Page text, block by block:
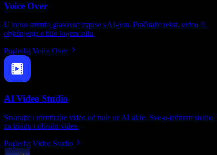
Voice Over
U trenu snimite glasovne zapise s AI-jem. Pročitajte tekst, video ili
objašnjenja u bilo kojem stilu.
Pogledaj Voice Over
AI Video Studio
Stvarajte i montirajte video od nule uz AI alate. Sve-u-jednom studio
za izradu i obradu videa.
Pogledaj Video Studio